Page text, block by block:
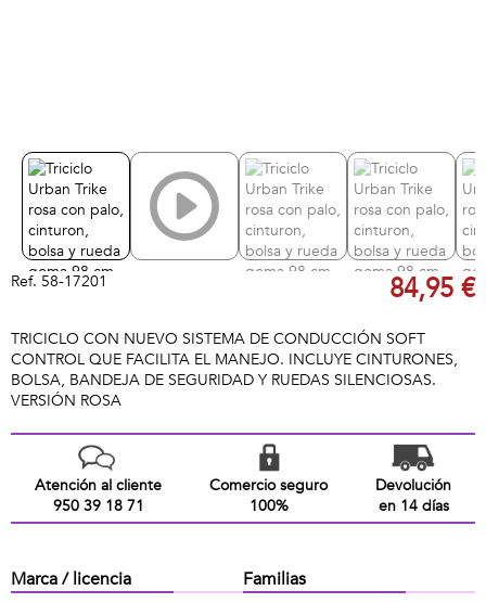
Ref. 58-17201 84,95 €
TRICICLO CON NUEVO SISTEMA DE CONDUCCIÓN SOFT
CONTROL QUE FACILITA EL MANEJO. INCLUYE CINTURONES,
BOLSA, BANDEJA DE SEGURIDAD Y RUEDAS SILENCIOSAS.
VERSIÓN ROSA
Atención al cliente
950 39 18 71
Comercio seguro
100%
Devolución
en 14 días
Marca / licencia Familias